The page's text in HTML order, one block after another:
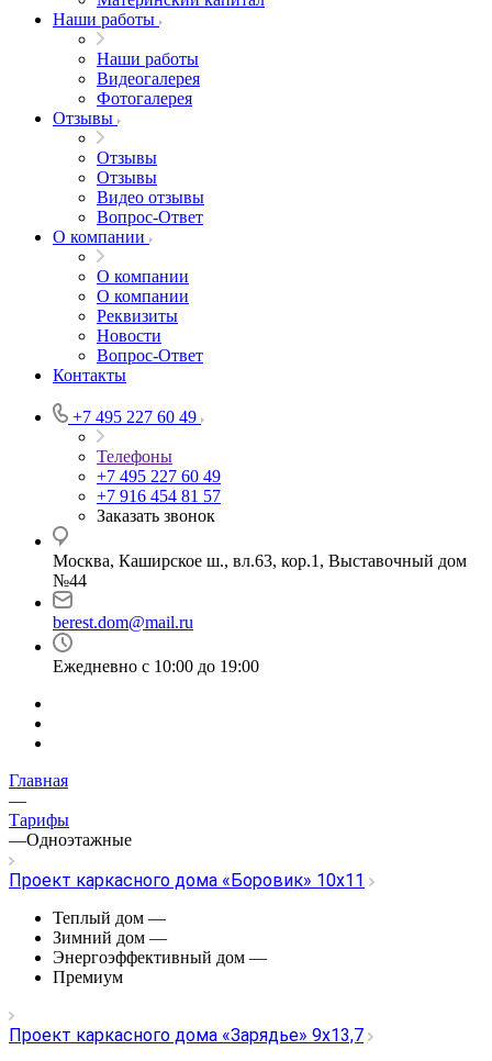
Наши работы
Наши работы
Видеогалерея
Фотогалерея
Отзывы
Отзывы
Отзывы
Видео отзывы
Вопрос-Ответ
О компании
О компании
О компании
Реквизиты
Новости
Вопрос-Ответ
Контакты
+7 495 227 60 49
Телефоны
+7 495 227 60 49
+7 916 454 81 57
Заказать звонок
Москва, Каширское ш., вл.63, кор.1, Выставочный дом
№44
berest.dom@mail.ru
Ежедневно с 10:00 до 19:00
Главная
—
Тарифы
—Одноэтажные
Проект каркасного дома «Боровик» 10х11
Теплый дом —
Зимний дом —
Энергоэффективный дом —
Премиум
Проект каркасного дома «Зарядье» 9х13,7